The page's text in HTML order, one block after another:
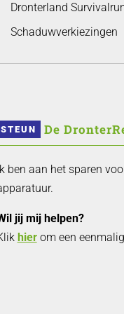
Dronterland
Schaduwverkiezingen
STEUN De
ben aan het sparen
jij mij helpen?
hierom een